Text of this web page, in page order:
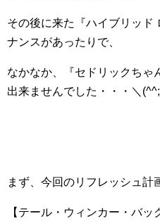
その後に来た『ハイブリッド
ナンスがあったりで、
なかなか、『セドリックちゃ
出来ませんでした・・・＼(^^;)
まず、今回のリフレッシュ計
【テール・ウィンカー・バ